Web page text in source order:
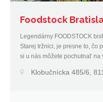
Foodstock
Legendárny FOODSTOCK
Starej tržnici, je presne to, čo
si u nás môžete pochutnať na
lahôdkach.
Klobučnícka 485/6,